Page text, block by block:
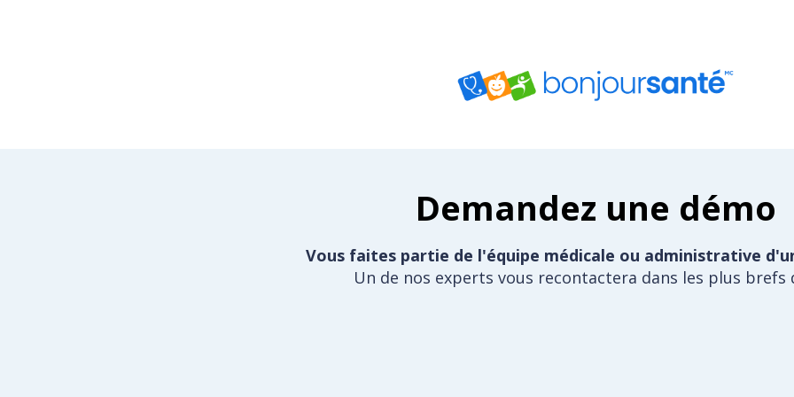
Demandez une démo
Vous faites partie de l'équipe médicale ou administrative
Un de nos experts vous recontactera dans les plus brefs